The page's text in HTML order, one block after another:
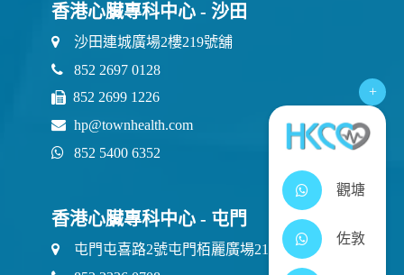
+
觀塘
佐敦
香港心臟專科中心 - 沙田
沙田連城廣場2樓219號舖
852 2697 0128
852 2699 1226
hp@townhealth.com
852 5400 6352
香港心臟專科中心 - 屯門
屯門屯喜路2號屯門栢麗廣場21樓2111室